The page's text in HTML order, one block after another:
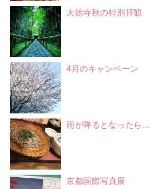
大徳寺秋の特別拝観
4月のキャンペーン
雨が降るとなったら…
京都国際写真展